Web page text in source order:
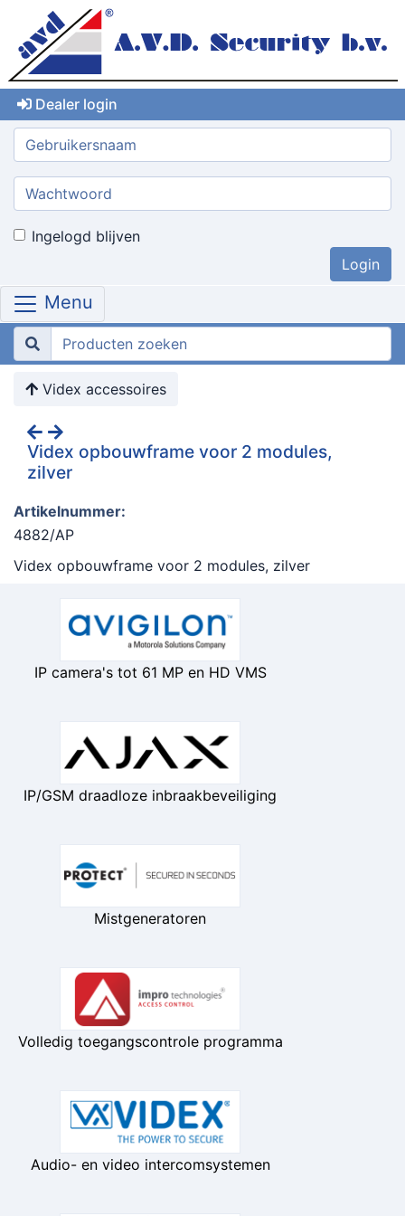
Dealer login
Gebruikersnaam:
Wachtwoord:
Ingelogd blijven
Menu
Videx accessoires
Videx opbouwframe voor 2 modules,
zilver
Artikelnummer:
4882/AP
Videx opbouwframe voor 2 modules, zilver
IP camera's tot 61 MP en HD VMS
IP/GSM draadloze inbraakbeveiliging
Mistgeneratoren
Volledig toegangscontrole programma
Audio- en video intercomsystemen